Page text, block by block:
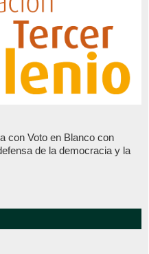
con Voto en Blanco con
de la democracia y la